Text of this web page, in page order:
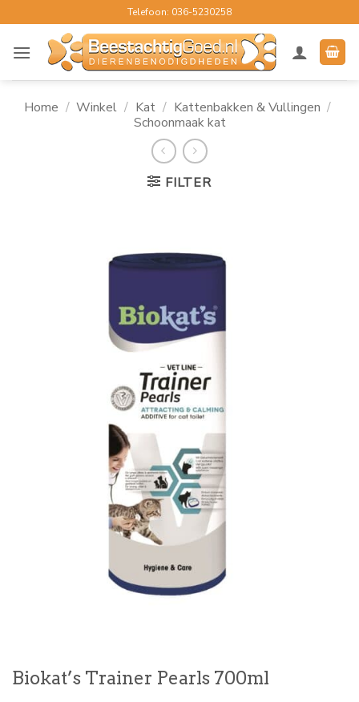
naar
inhoud
Telefoon: 036-5230258
Home / Winkel / Kat / Kattenbakken & Vullingen /
Schoonmaak kat
FILTER
Biokat’s Trainer Pearls 700ml